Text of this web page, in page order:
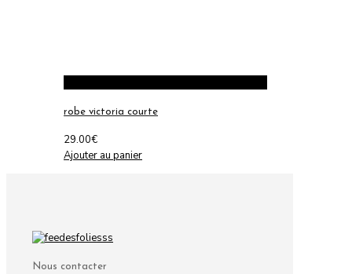
robe victoria courte
29.00€
Ajouter au panier
Nous contacter